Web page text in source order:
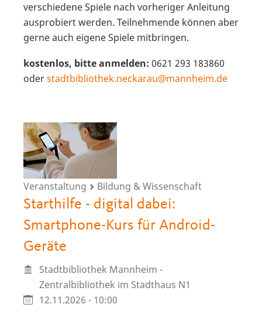
verschiedene Spiele nach vorheriger Anleitung
ausprobiert werden. Teilnehmende können aber
gerne auch eigene Spiele mitbringen.
kostenlos, bitte anmelden: 0621 293 183860
oderstadtbibliothek.neckarau@mannheim.de
Veranstaltung Bildung & Wissenschaft
Starthilfe - digital dabei:
Smartphone-Kurs für Android-
Geräte
Stadtbibliothek Mannheim -
Zentralbibliothek im Stadthaus N1
12.11.2026 - 10:00